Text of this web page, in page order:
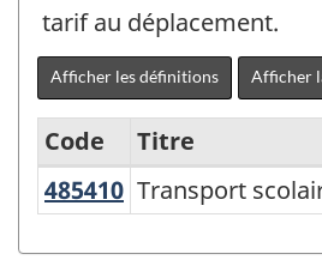
tarif au déplacement.
Afficher les définitions Afficher
Variante
Code
Titre
485410 Transport
Transport